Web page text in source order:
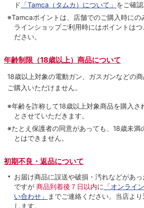
ド 「Tamca（タムカ）について」 をご確認
※Tamcaポイントは、店舗でのご購⼊時にの
ラインショップご利用時にはポイントはつ
ださい。
年齢制限（18歳以上）商品について
18歳以上対象の電動ガン、ガスガンなどの
ご購入いただけません。
※年齢を詐称して18歳以上対象商品を購入さ
とさせていただきます。
※たとえ保護者の同意があっても、18歳未満
とはできません。
初期不良・返品について
お届け商品に誤送や破損・汚れなどがあ
ですが 商品到着後７日以内に 「オンライ
い合わせ」
までご連絡ください。当店よ
します。